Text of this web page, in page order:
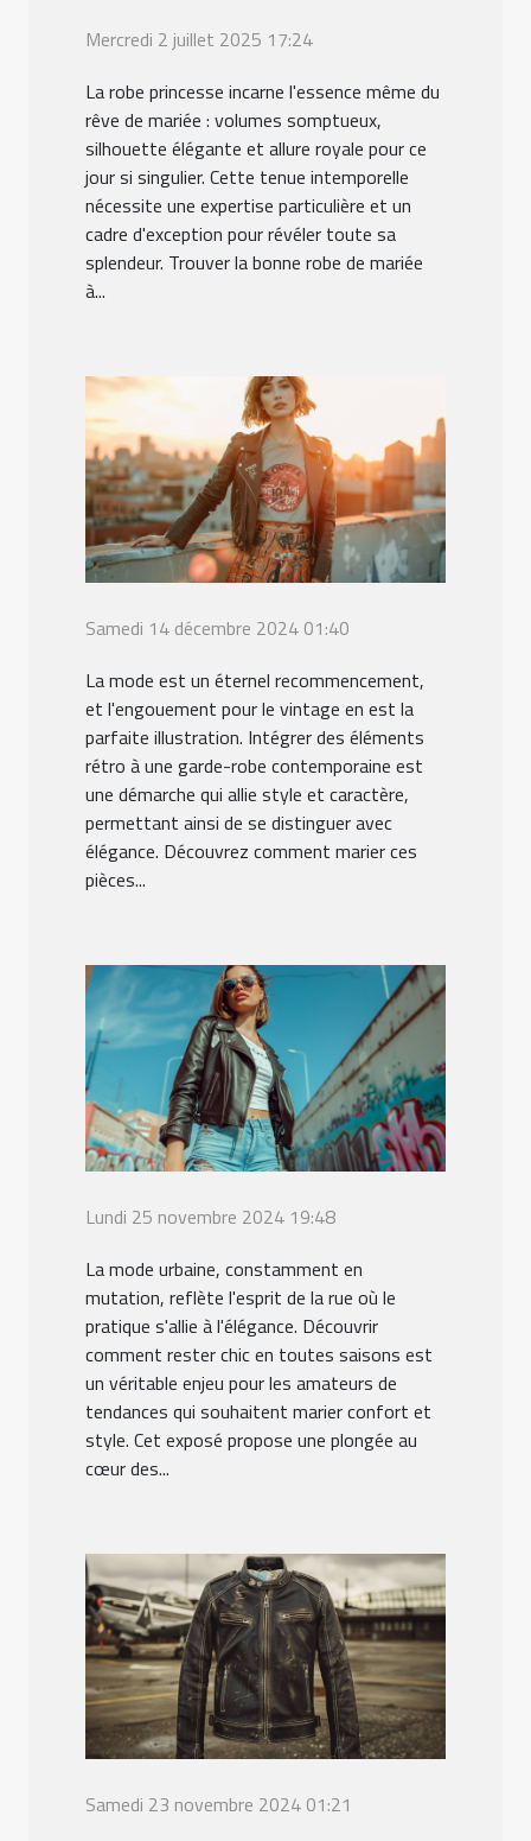
Mercredi 2 juillet 2025 17:24
La robe princesse incarne l'essence même du
rêve de mariée : volumes somptueux,
silhouette élégante et allure royale pour ce
jour si singulier. Cette tenue intemporelle
nécessite une expertise particulière et un
cadre d'exception pour révéler toute sa
splendeur. Trouver la bonne robe de mariée
à...
Samedi 14 décembre 2024 01:40
La mode est un éternel recommencement,
et l'engouement pour le vintage en est la
parfaite illustration. Intégrer des éléments
rétro à une garde-robe contemporaine est
une démarche qui allie style et caractère,
permettant ainsi de se distinguer avec
élégance. Découvrez comment marier ces
pièces...
Lundi 25 novembre 2024 19:48
La mode urbaine, constamment en
mutation, reflète l'esprit de la rue où le
pratique s'allie à l'élégance. Découvrir
comment rester chic en toutes saisons est
un véritable enjeu pour les amateurs de
tendances qui souhaitent marier confort et
style. Cet exposé propose une plongée au
cœur des...
Samedi 23 novembre 2024 01:21